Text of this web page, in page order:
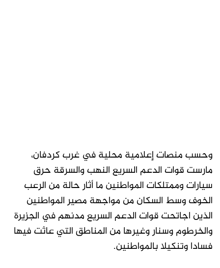
وحسب منصات إعلامية محلية في غرب كردفان،
مارست قوات الدعم السريع النهب والسرقة حرق
سيارات وممتلكات المواطنين ما أثار حالة من الرعب
الخوف وسط السكان من مواجهة مصير المواطنين
الذين اجاتحت قوات الدعم السريع مدنهم في الجزيرة
والخرطوم وسنار وغيرها من المناطق التي عاثت فيها
فسادا وتنكيلا بالمواطنين.